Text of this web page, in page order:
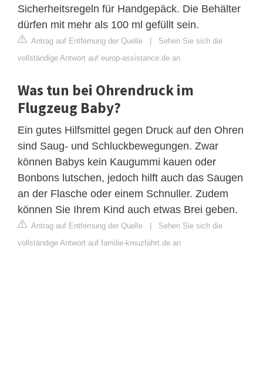
Sicherheitsregeln für Handgepäck. Die Behälter
dürfen mit mehr als 100 ml gefüllt sein.
Antrag auf Entfernung der Quelle
Sehen Sie sich die
vollständige Antwort auf europ-assistance.de an
Was tun bei Ohrendruck im
Flugzeug Baby?
Ein gutes Hilfsmittel gegen Druck auf den Ohren
sind Saug- und Schluckbewegungen. Zwar
können Babys kein Kaugummi kauen oder
Bonbons lutschen, jedoch hilft auch das Saugen
an der Flasche oder einem Schnuller. Zudem
können Sie Ihrem Kind auch etwas Brei geben.
Antrag auf Entfernung der Quelle
Sehen Sie sich die
vollständige Antwort auf familie-kreuzfahrt.de an